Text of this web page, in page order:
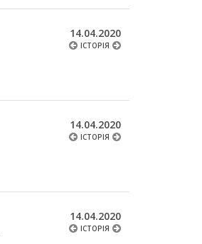
14.04.2020
ІСТОРІЯ
14.04.2020
ІСТОРІЯ
14.04.2020
ІСТОРІЯ